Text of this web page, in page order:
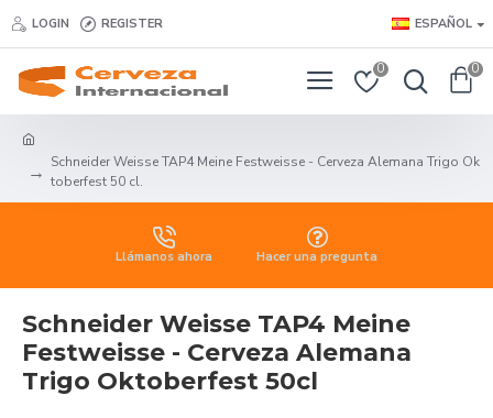
LOGIN REGISTER ESPAÑOL
0 0
Schneider Weisse TAP4 Meine Festweisse - Cerveza Alemana Trigo Ok
toberfest 50 cl.
Llámanos ahora Hacer una pregunta
Schneider Weisse TAP4 Meine
Festweisse - Cerveza Alemana
Trigo Oktoberfest 50cl